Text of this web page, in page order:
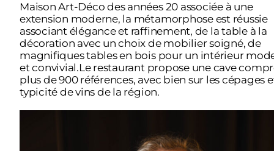
Maison Art-Déco des années 20 associée à une
extension moderne, la métamorphose est réussie
associant élégance et raffinement, de la table à la
décoration avec un choix de mobilier soigné, de
magnifiques tables en bois pour un intérieur
et convivial.Le restaurant propose une cave
plus de 900 références, avec bien sur les cépages
typicité de vins de la région.